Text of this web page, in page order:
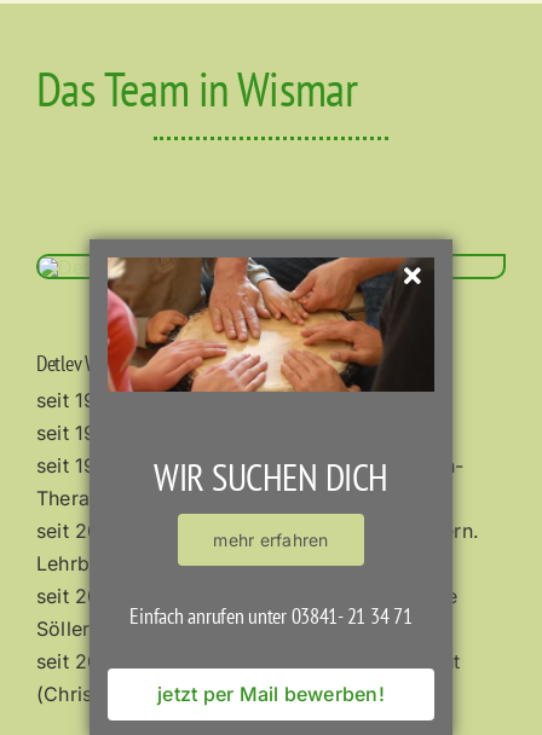
Das Team in Wismar
Detlev Welz
seit 1987 staatl. anerkannter Ergotherapeut
seit 1993 niedergelassener Ergotherapeut
seit 1997 SI-Therapeut Zert. DVE und Bobath-
Therapeut (Kinder und Erwachsene)
seit 2003 Bobath-Lehrergotherapeut mit intern.
Lehrbefähigung
seit 2012 EKT-Begleiter, zertifiziert von Anne
Söller
seit 2019 Neuro- und Biofeedback-Therapeut
(Christian Weinbeer)
WIR SUCHEN DICH
mehr erfahren
Einfach anrufen unter 03841- 21 34 71
jetzt per Mail bewerben!